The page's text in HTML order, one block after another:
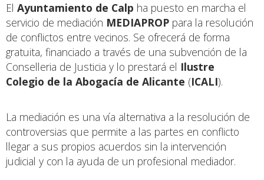
El Ayuntamiento de Calp ha puesto en marcha el
servicio de mediación MEDIAPROP para la resolución
de conflictos entre vecinos. Se ofrecerá de forma
gratuita, financiado a través de una subvención de la
Conselleria de Justicia y lo prestará el Ilustre
Colegio de la Abogacía de Alicante (ICALI).
La mediación es una vía alternativa a la resolución de
controversias que permite a las partes en conflicto
llegar a sus propios acuerdos sin la intervención
judicial y con la ayuda de un profesional mediador.